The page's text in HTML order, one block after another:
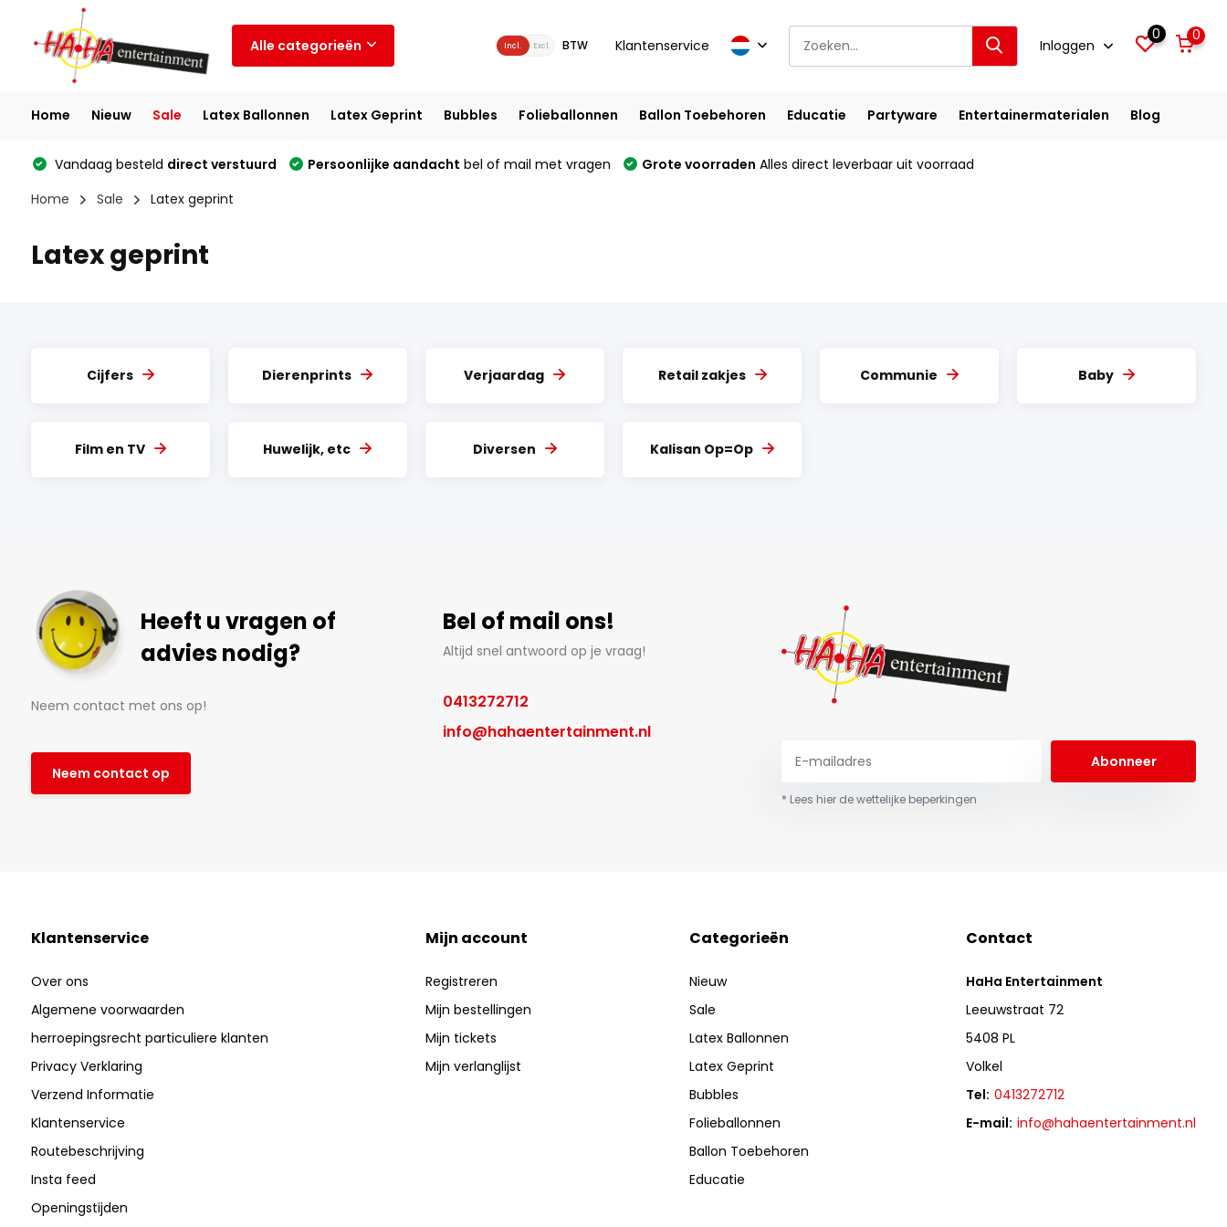
Alle categorieën Incl. Excl. BTW Klantenservice Inloggen
0 0
Home Nieuw Sale Latex Ballonnen Latex Geprint Bubbles Folieballonnen Ballon Toebehoren Educatie Partyware Entertainermaterialen Blog
Vandaag besteld direct verstuurd Persoonlijke aandacht bel of mail met vragen Grote voorraden Alles direct leverbaar uit voorraad
Home
Sale Latex geprint
Latex geprint
Cijfers Dierenprints Verjaardag Retail zakjes Communie Baby
Film en TV Huwelijk, etc Diversen Kalisan Op=Op
Heeft u vragen of
advies nodig?
Neem contact met ons op!
Neem contact op
Bel of mail ons!
Altijd snel antwoord op je vraag!
0413272712
info@hahaentertainment.nl
Abonneer
* Lees hier de wettelijke beperkingen
Klantenservice
Over ons
Algemene voorwaarden
herroepingsrecht particuliere klanten
Privacy Verklaring
Verzend Informatie
Klantenservice
Routebeschrijving
Insta feed
Openingstijden
Mijn account
Registreren
Mijn bestellingen
Mijn tickets
Mijn verlanglijst
Categorieën
Nieuw
Sale
Latex Ballonnen
Latex Geprint
Bubbles
Folieballonnen
Ballon Toebehoren
Educatie
Contact
HaHa Entertainment
Leeuwstraat 72
5408 PL
Volkel
Tel: 0413272712
E-mail: info@hahaentertainment.nl